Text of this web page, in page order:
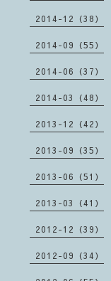
2014-12（38）
2014-09（55）
2014-06（37）
2014-03（48）
2013-12（42）
2013-09（35）
2013-06（51）
2013-03（41）
2012-12（39）
2012-09（34）